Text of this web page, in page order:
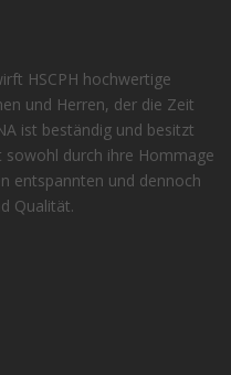
HSCPH hochwertige
und Herren, der die Zeit
ist beständig und besitzt
sowohl durch ihre Hommage
entspannten und dennoch
Qualität.